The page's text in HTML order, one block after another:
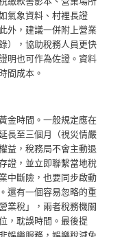
氣象資料、村裡長證
外，建議一併附上營業
），協助稅務人員更快
明也可作為佐證。資料
間成本。
金時間。一般規定應在
長至三個月（視災情嚴
益，稅務局不會主動退
證，並立即聯繫當地稅
中斷險，也要同步啟動
還有一個容易忽略的重
業稅」，兩者稅務機關
，耽誤時間。最後提